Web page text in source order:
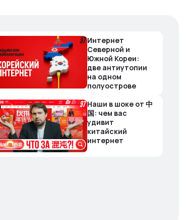
Интернет
Северной и
Южной Кореи:
две антиутопии
на одном
полуострове
Наши в шоке от 中
国: чем вас
удивит
китайский
интернет